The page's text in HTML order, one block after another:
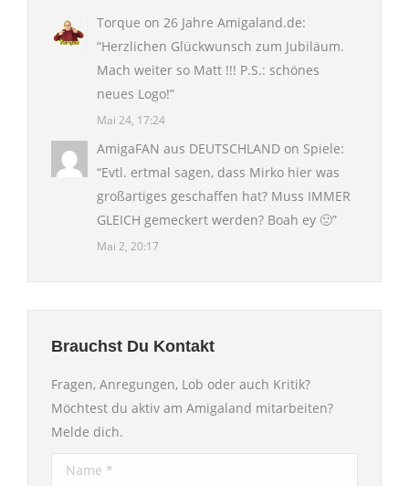
Torque on 26 Jahre Amigaland.de:
“Herzlichen Glückwunsch zum Jubiläum.
Mach weiter so Matt !!! P.S.: schönes
neues Logo!”
Mai 24, 17:24
AmigaFAN aus DEUTSCHLAND on Spiele:
“Evtl. ertmal sagen, dass Mirko hier was
großartiges geschaffen hat? Muss IMMER
GLEICH gemeckert werden? Boah ey 🙁”
Mai 2, 20:17
Brauchst Du Kontakt
Fragen, Anregungen, Lob oder auch Kritik?
Möchtest du aktiv am Amigaland mitarbeiten?
Melde dich.
Name *